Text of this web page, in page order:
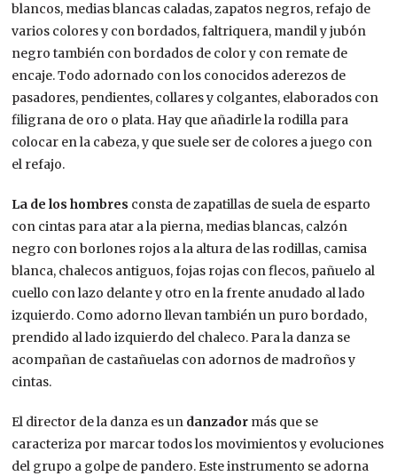
blancos, medias blancas caladas, zapatos negros, refajo de
varios colores y con bordados, faltriquera, mandil y jubón
negro también con bordados de color y con remate de
encaje. Todo adornado con los conocidos aderezos de
pasadores, pendientes, collares y colgantes, elaborados con
filigrana de oro o plata. Hay que añadirle la rodilla para
colocar en la cabeza, y que suele ser de colores a juego con
el refajo.
La de los hombres consta de zapatillas de suela de esparto
con cintas para atar a la pierna, medias blancas, calzón
negro con borlones rojos a la altura de las rodillas, camisa
blanca, chalecos antiguos, fojas rojas con flecos, pañuelo al
cuello con lazo delante y otro en la frente anudado al lado
izquierdo. Como adorno llevan también un puro bordado,
prendido al lado izquierdo del chaleco. Para la danza se
acompañan de castañuelas con adornos de madroños y
cintas.
El director de la danza es un danzador más que se
caracteriza por marcar todos los movimientos y evoluciones
del grupo a golpe de pandero. Este instrumento se adorna